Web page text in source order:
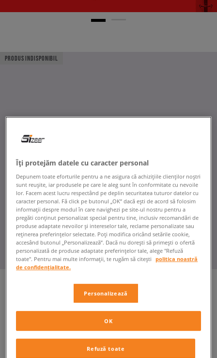
PRODUS INDISPONIBIL
Îți protejăm datele cu caracter personal
Depunem toate eforturile pentru a ne asigura că achizițiile clienților noștri
sunt reușite, iar produsele pe care le aleg sunt în conformitate cu nevoile
lor. Facem acest lucru respectând pe deplin securitatea tuturor datelor cu
caracter personal. Fă click pe butonul „OK” dacă ești de acord să folosim
informații despre modul în care navighezi pe site-ul nostru pentru a
pregăti conținut personalizat special pentru tine, inclusiv recomandări de
produse adaptate nevoilor și intereselor tale, reclame personalizate sau
reținerea preferințelor selectate. Poți modifica oricând setările cookie,
accesând butonul „Personalizează”. Dacă nu dorești să primești o ofertă
personalizată de produse adaptate preferințelor tale, alege "Refuză
toate". Pentru mai multe informații, te rugăm să citești
politica noastră
de confidențialitate.
Personalizează
Refuză toate
OK